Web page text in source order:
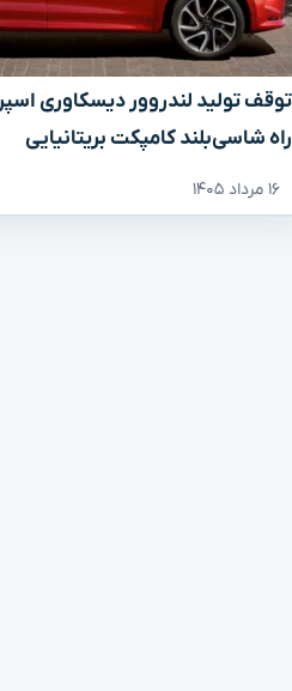
راه شاسی‌بلند کامپکت بریتانیایی
۱۶ مرداد ۱۴۰۵